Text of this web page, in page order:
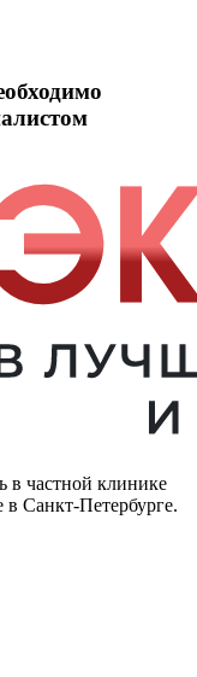
в частной клинике
Санкт-Петербурге.